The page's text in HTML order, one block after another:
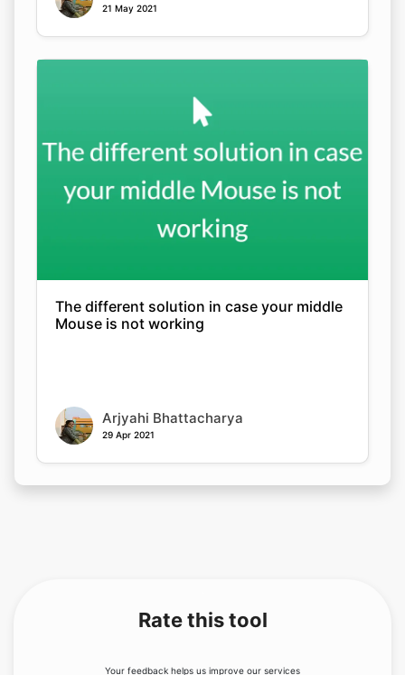
21 May 2021
The different solution in case your middle
Mouse is not working
Arjyahi Bhattacharya
29 Apr 2021
Rate this tool
Your feedback helps us improve our services